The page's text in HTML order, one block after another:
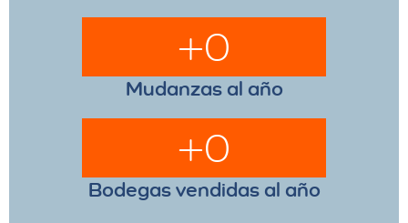
Mudanzas al año
+0
Bodegas vendidas al año
+0